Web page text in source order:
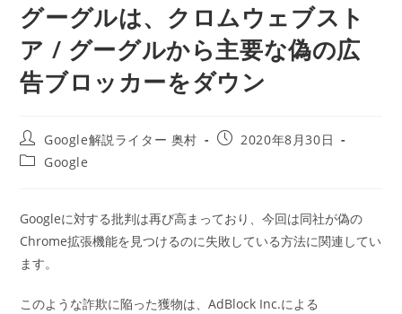
グーグルは、クロムウェブスト
ア / グーグルから主要な偽の広
告ブロッカーをダウン
投
稿
者:
Google解説ライター 奥村
投
2020年8月30日
投
テ
ゴ
リ
ー:
Google
Googleに対する批判は再び高まっており、今回は同社が偽の
Chrome拡張機能を見つけるのに失敗している方法に関連してい
ます。
このような詐欺に陥った獲物は、AdBlock Inc.による